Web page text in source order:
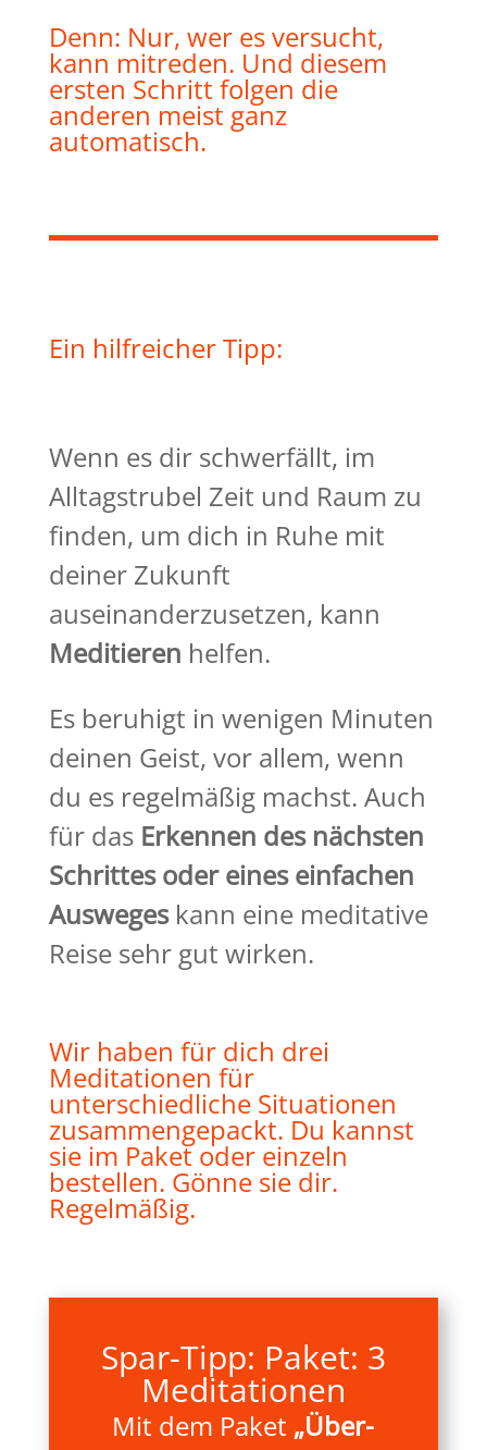
Denn: Nur, wer es versucht,
kann mitreden. Und diesem
ersten Schritt folgen die
anderen meist ganz
automatisch.
Ein hilfreicher Tipp:
Wenn es dir schwerfällt, im
Alltagstrubel Zeit und Raum zu
finden, um dich in Ruhe mit
deiner Zukunft
auseinanderzusetzen, kann
Meditieren helfen.
Es beruhigt in wenigen Minuten
deinen Geist, vor allem, wenn
du es regelmäßig machst. Auch
für das Erkennen des nächsten
Schrittes oder eines einfachen
Auswegeskann eine meditative
Reise sehr gut wirken.
Wir haben für dich drei
Meditationen für
unterschiedliche Situationen
zusammengepackt. Du kannst
sie im Paket oder einzeln
bestellen. Gönne sie dir.
Regelmäßig.
Spar-Tipp: Paket: 3
Meditationen
Mit dem Paket „Über-